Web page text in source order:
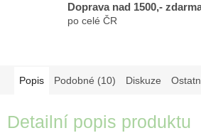
Doprava nad 1500,-
po celé ČR
Popis Podobné (10) Diskuze
Detailní popis produktu